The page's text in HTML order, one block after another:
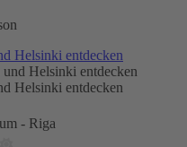
Helsinki entdecken
Helsinki entdecken
- Riga